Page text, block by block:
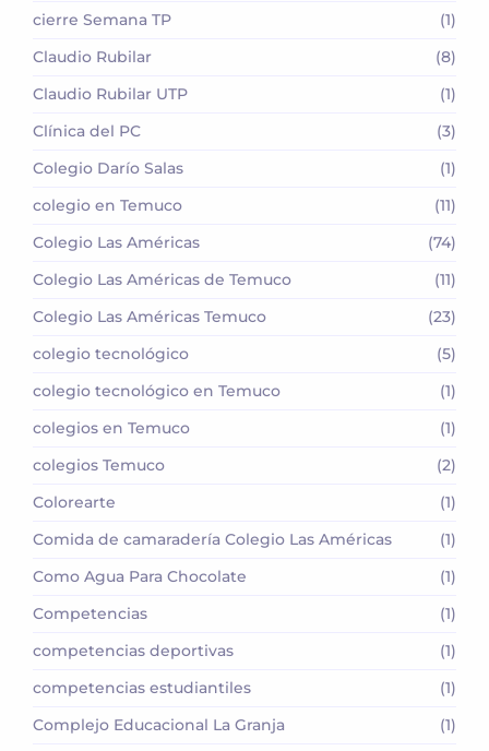
cierre Semana TP
(1)
Claudio Rubilar
(8)
Claudio Rubilar UTP
(1)
Clínica del PC
(3)
Colegio Darío Salas
(1)
colegio en Temuco
(11)
Colegio Las Américas
(74)
Colegio Las Américas de Temuco
(11)
Colegio Las Américas Temuco
(23)
colegio tecnológico
(5)
colegio tecnológico en Temuco
(1)
colegios en Temuco
(1)
colegios Temuco
(2)
Colorearte
(1)
Comida de camaradería Colegio Las Américas
(1)
Como Agua Para Chocolate
(1)
Competencias
(1)
competencias deportivas
(1)
competencias estudiantiles
(1)
Complejo Educacional La Granja
(1)